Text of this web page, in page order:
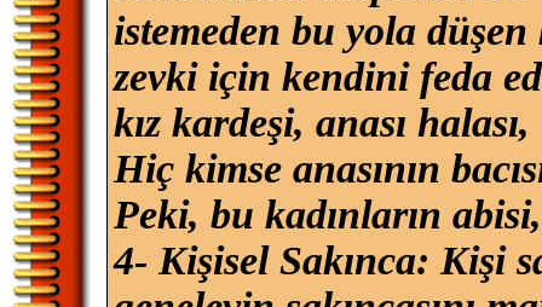
istemeden bu yola
zevki için kendini feda
kız kardeşi, anası
Hiç kimse anasının
Peki, bu kadınların
4- Kişisel Sakınca: Kişi